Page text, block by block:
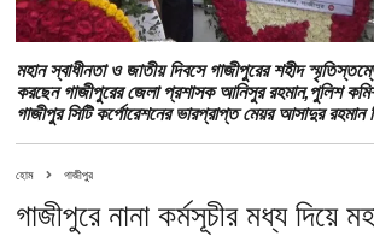
মহান স্বাধীনতা ও জাতীয় দিবসে গাজীপুরের শহীদ
করছেন গাজীপুরের জেলা প্রশাসক আনিসুর রহমান,পুলিশ
গাজীপুর সিটি কর্পোরেশনের ভারপ্রাপ্ত মেয়র আসাদুর রহমান
হোম গাজীপুর
গাজীপুরে নানা কর্মসূচীর মধ্য দিয়ে